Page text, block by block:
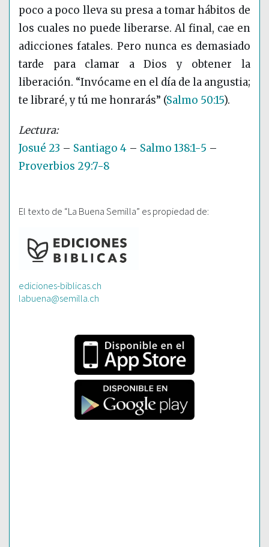
poco a poco lleva su presa a tomar hábitos de
los cuales no puede liberarse. Al final, cae en
adicciones fatales. Pero nunca es demasiado
tarde para clamar a Dios y obtener la
liberación. “Invócame en el día de la angustia;
te libraré, y tú me honrarás” (Salmo 50:15).
Josué 23 – Santiago 4 – Salmo 138:1-5 –
Proverbios 29:7-8
El texto de “La Buena Semilla” es propiedad de:
ediciones-biblicas.ch
labuena@semilla.ch